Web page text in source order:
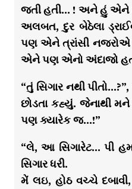
જતી હતી… ! અને હું એને
અલબત, દુર બેઠેલા
પણ એને ત્રાંસી નજરોએ
એને પણ એનો અંદાજો
“તું સિગાર નથી
છોડતા કહ્યું. જેનાથી
પણ ક્યારેક જ…!”
“લે, આ સિગારેટ… પી
સિગાર ધરી.
મેં લઇ, હોઠ વચ્ચે